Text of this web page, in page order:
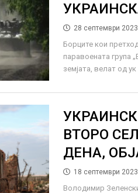
28 септември 2023
Борците кои
паравоената група
земјата, велат од ук
ВТОРО
ДЕНА,
18 септември 2023
Володимир